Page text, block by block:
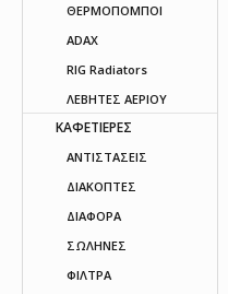
ΘΕΡΜΟΠΟΜΠΟΙ
ADAX
RIG Radiators
ΛΕΒΗΤΕΣ ΑΕΡΙΟΥ
ΚΑΦΕΤΙΕΡΕΣ
ΑΝΤΙΣΤΑΣΕΙΣ
ΔΙΑΚΟΠΤΕΣ
ΔΙΑΦΟΡΑ
ΣΩΛΗΝΕΣ
ΦΙΛΤΡΑ